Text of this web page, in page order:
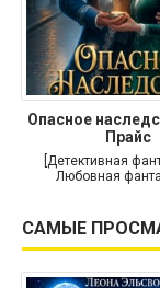
Опасное
Прайс
[Детективная
Любовная
САМЫЕ